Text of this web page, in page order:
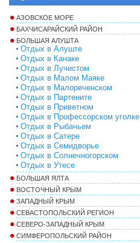
АЗОВСКОЕ МОРЕ
БАХЧИСАРАЙСКИЙ РАЙОН
БОЛЬШАЯ АЛУШТА
Отдых в Алуште
Отдых в Канаке
Отдых в Лучистом
Отдых в Малом Маяке
Отдых в Малореченском
Отдых в Партените
Отдых в Приветном
Отдых в Профессорском уголке
Отдых в Рыбачьем
Отдых в Сатере
Отдых в Семидворье
Отдых в Солнечногорском
Отдых в Утесе
БОЛЬШАЯ ЯЛТА
ВОСТОЧНЫЙ КРЫМ
ЗАПАДНЫЙ КРЫМ
СЕВАСТОПОЛЬСКИЙ РЕГИОН
СЕВЕРО-ЗАПАДНЫЙ КРЫМ
СИМФЕРОПОЛЬСКИЙ РАЙОН